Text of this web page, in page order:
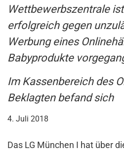
Wettbewerbszentrale
erfolgreich gegen
Werbung eines
Babyprodukte
Im Kassenbereich des
Beklagten befand sich
4. Juli 2018
Das LG München I hat über